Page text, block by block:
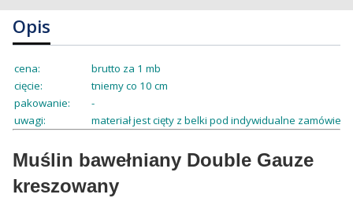
Opis
cena:
brutto za 1 mb
cięcie:
tniemy co 10 cm
pakowanie:
-
uwagi:
materiał jest cięty z belki pod indywidualne
Muślin bawełniany Double Gauze
kreszowany